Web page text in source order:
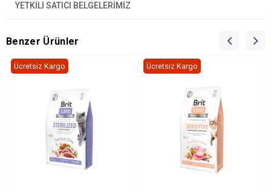
YETKİLİ SATICI BELGELERİMİZ
Benzer Ürünler
Ücretsiz Kargo Ücretsiz Kargo